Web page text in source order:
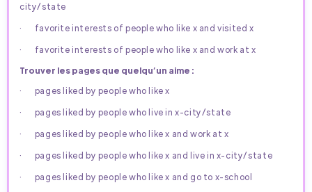
city/state
· favorite interests of people who like x and visited x
· favorite interests of people who like x and work at x
Trouver les pages que quelqu’un aime :
· pages liked by people who like x
· pages liked by people who live in x-city/state
· pages liked by people who like x and work at x
· pages liked by people who like x and live in x-city/state
· pages liked by people who like x and go to x-school